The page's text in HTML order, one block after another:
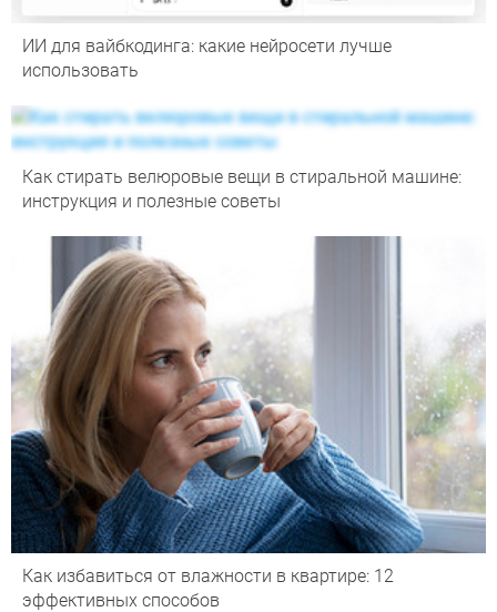
ИИ для вайбкодинга: какие нейросети лучше
использовать
Как стирать велюровые вещи в стиральной машине:
инструкция и полезные советы
Как избавиться от влажности в квартире: 12
эффективных способов